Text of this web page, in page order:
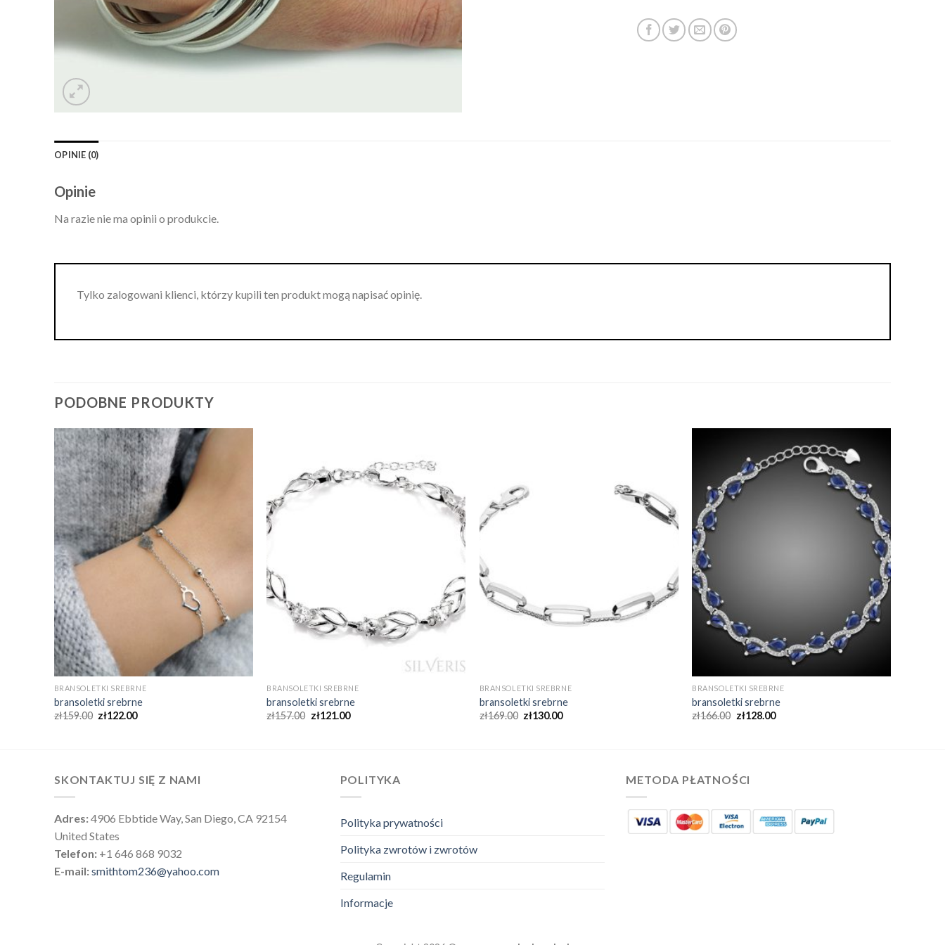
OPINIE (0)
Opinie
Na razie nie ma opinii o produkcie.
Tylko zalogowani klienci, którzy kupili ten produkt mogą napisać opinię.
PODOBNE PRODUKTY
BRANSOLETKI SREBRNE
bransoletki srebrne
zł159.00 zł122.00
BRANSOLETKI SREBRNE
bransoletki srebrne
zł157.00 zł121.00
BRANSOLETKI SREBRNE
bransoletki srebrne
zł169.00 zł130.00
BRANSOLETKI SREBRNE
bransoletki srebrne
zł166.00 zł128.00
SKONTAKTUJ SIĘ Z NAMI
Adres:4906 Ebbtide Way, San Diego, CA 92154
United States
Telefon: +1 646 868 9032
E-mail:smithtom236@yahoo.com
POLITYKA
Polityka prywatności
Polityka zwrotów i zwrotów
Regulamin
Informacje
METODA PŁATNOŚCI